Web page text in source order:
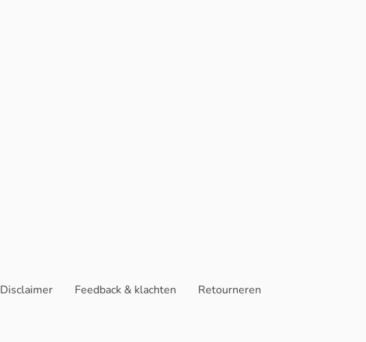
Disclaimer Feedback & klachten
Retourneren